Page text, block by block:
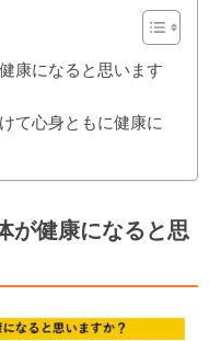
康になると思います
て心身ともに健康に
が健康になると思